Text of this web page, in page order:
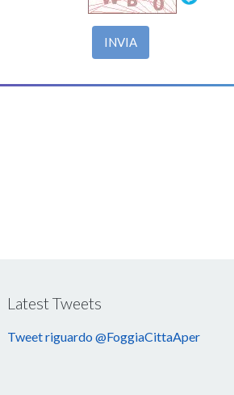
INVIA
Latest Tweets
Tweet riguardo @FoggiaCittaAper